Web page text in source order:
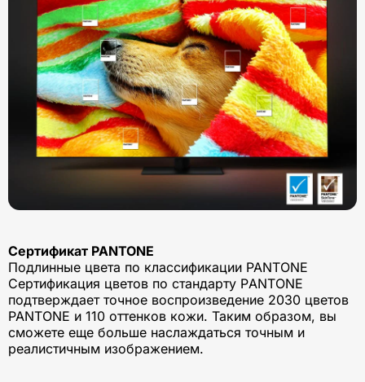
Сертификат PANTONE
Подлинные цвета по классификации PANTONE
Сертификация цветов по стандарту РANTONE
подтверждает точное воспроизведение 2030 цветов
PANTONE и 110 оттенков кожи. Таким образом, вы
сможете еще больше наслаждаться точным и
реалистичным изображением.